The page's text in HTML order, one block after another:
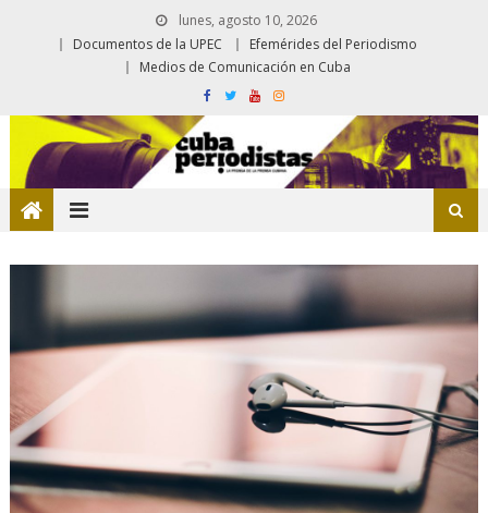
lunes, agosto 10, 2026
Documentos de la UPEC
Efemérides del Periodismo
Medios de Comunicación en Cuba